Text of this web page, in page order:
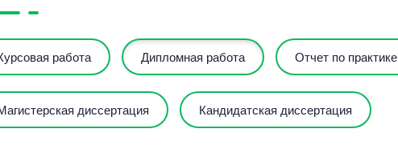
работа Дипломная работа Отчет по практике
диссертация Кандидатская диссертация